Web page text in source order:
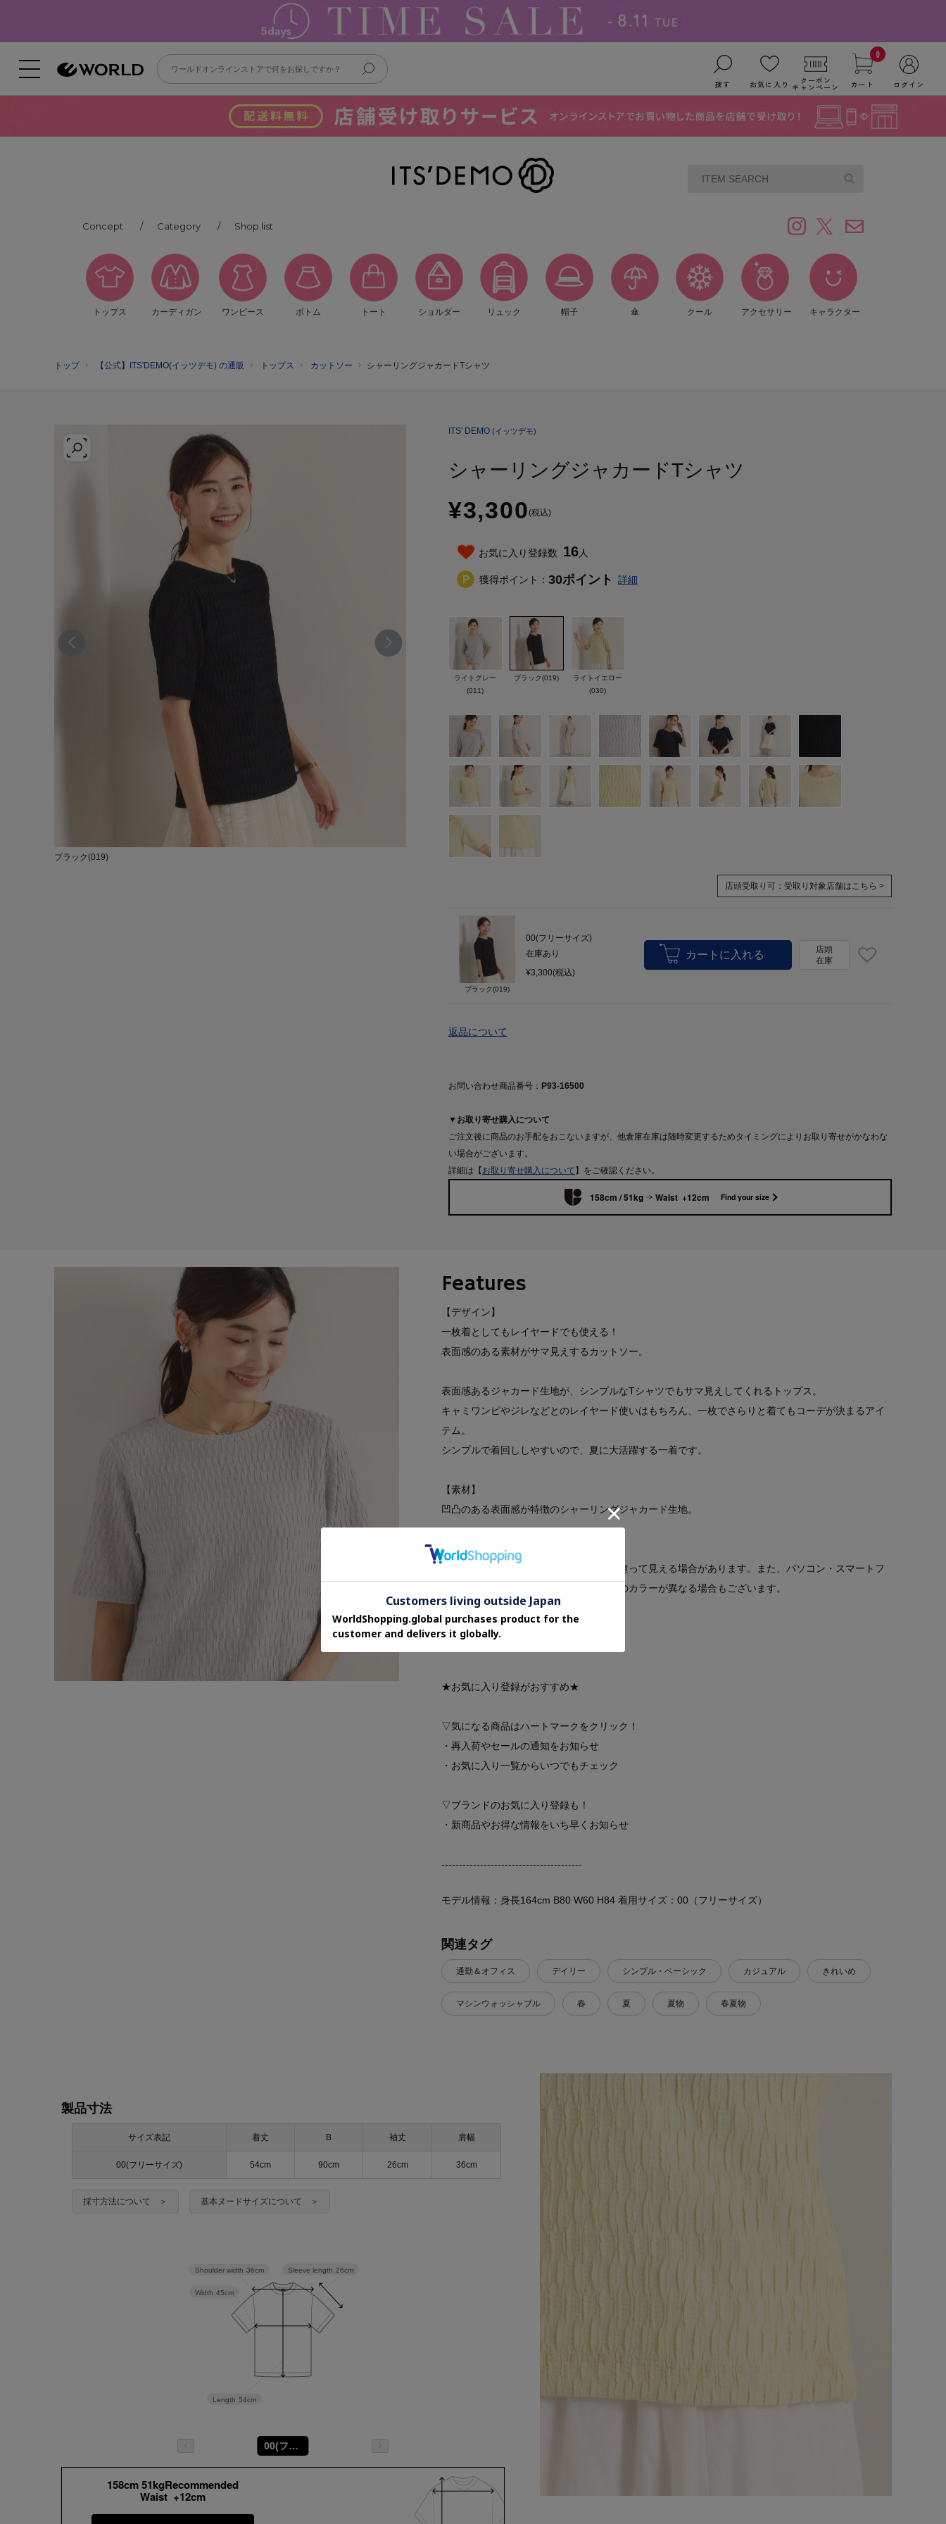
探す お気に入り クーポン
キャンペーン
0
カート ログイン
Concept Category Shop list
トップス カーディガン ワンピース ボトム トート ショルダー リュック 帽子 傘 クール アクセサリー キャラクター
トップ 【公式】ITS'DEMO(イッツデモ) の通販 トップス カットソー シャーリングジャカードTシャツ
ブラック(019)
ITS' DEMO (イッツデモ)
シャーリングジャカードTシャツ
¥3,300(税込)
お気に入り登録数 16人
獲得ポイント： 30ポイント 詳細
ライトグレー
(011)
ブラック(019)
ライトイエロー
(030)
店頭受取り可： 受取り対象店舗はこちら >
ブラック(019)
00(フリーサイズ)
在庫あり
¥3,300(税込)
店頭
在庫
返品について
お問い合わせ商品番号： P93-16500
▼お取り寄せ購入について
ご注文後に商品のお手配をおこないますが、他倉庫在庫は随時変更するためタイミングによりお取り寄せがかなわな
い場合がございます。
詳細は【 お取り寄せ購入について 】をご確認ください。
158cm / 51kg Waist +12cm Find your size
Features
【デザイン】
一枚着としてもレイヤードでも使える！
表面感のある素材がサマ見えするカットソー。
表面感あるジャカード生地が、シンプルなTシャツでもサマ見えしてくれるトップス。
キャミワンピやジレなどとのレイヤード使いはもちろん、一枚でさらりと着てもコーデが決まるアイ
テム。
シンプルで着回ししやすいので、夏に大活躍する一着です。
【素材】
凹凸のある表面感が特徴のシャーリングジャカード生地。
※照明の関係により、実際よりも色味が違って見える場合があります。また、パソコン・スマートフ
ォンなどの環境により、若干製品と画像のカラーが異なる場合もございます。
★お気に入り登録がおすすめ★
▽気になる商品はハートマークをクリック！
・再入荷やセールの通知をお知らせ
・お気に入り一覧からいつでもチェック
▽ブランドのお気に入り登録も！
・新商品やお得な情報をいち早くお知らせ
----------------------------------------
モデル情報：身長164cm B80 W60 H84 着用サイズ：00（フリーサイズ）
関連タグ
通勤＆オフィス デイリー シンプル・ベーシック カジュアル きれいめ
マシンウォッシャブル 春 夏 夏物 春夏物
製品寸法
サイズ表記 着丈 B 袖丈 肩幅
00(フリーサイズ) 54cm 90cm 26cm 36cm
採寸方法について ＞ 基本ヌードサイズについて ＞
Sleeve length 26cm
Length 54cm
Width 45cm
Shoulder width 36cm
00(フリーサイズ)
158cm 51kgRecommended
Waist +12cm